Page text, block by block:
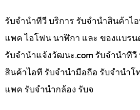
รับจำนำทีวี บริการ รับจำนำสินค้าไ
แพค ไอโฟน นาฬิกา และ ของแบรน
รับจํานําแจ้งวัฒนะ.com รับจำนำทีวี
สินค้าไอที รับจำนำมือถือ รับจำนำโ
แพค รับจำนำกล้อง รับจ